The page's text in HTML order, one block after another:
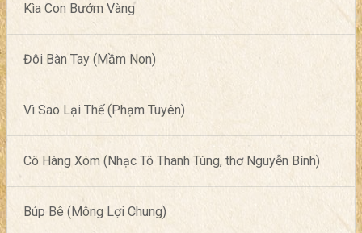
Kìa Con Bướm Vàng
Đôi Bàn Tay (Mầm Non)
Vì Sao Lại Thế (Phạm Tuyên)
Cô Hàng Xóm (Nhạc Tô Thanh Tùng, thơ Nguyễn Bính)
Búp Bê (Mông Lợi Chung)